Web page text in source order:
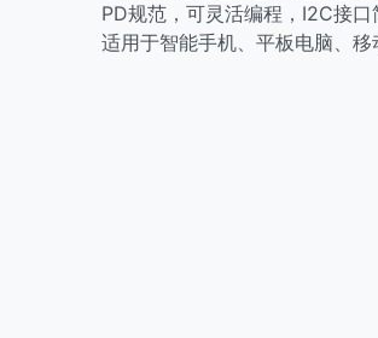
PD规范，可灵活编程，I2C接
适用于智能手机、平板电脑、移